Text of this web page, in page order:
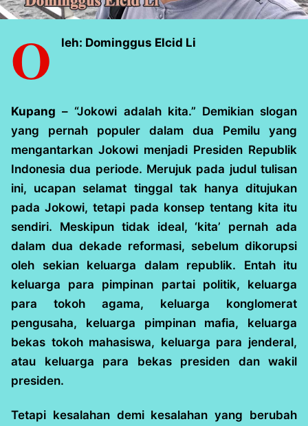
O leh: Dominggus Elcid Li
Kupang – “Jokowi adalah kita.” Demikian slogan
yang pernah populer dalam dua Pemilu yang
mengantarkan Jokowi menjadi Presiden Republik
Indonesia dua periode. Merujuk pada judul tulisan
ini, ucapan selamat tinggal tak hanya ditujukan
pada Jokowi, tetapi pada konsep tentang kita itu
sendiri. Meskipun tidak ideal, ‘kita’ pernah ada
dalam dua dekade reformasi, sebelum dikorupsi
oleh sekian keluarga dalam republik. Entah itu
keluarga para pimpinan partai politik, keluarga
para tokoh agama, keluarga konglomerat
pengusaha, keluarga pimpinan mafia, keluarga
bekas tokoh mahasiswa, keluarga para jenderal,
atau keluarga para bekas presiden dan wakil
presiden.
Tetapi kesalahan demi kesalahan yang berubah